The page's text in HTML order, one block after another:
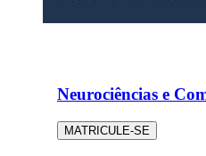
Neurociências e
MATRICULE-SE